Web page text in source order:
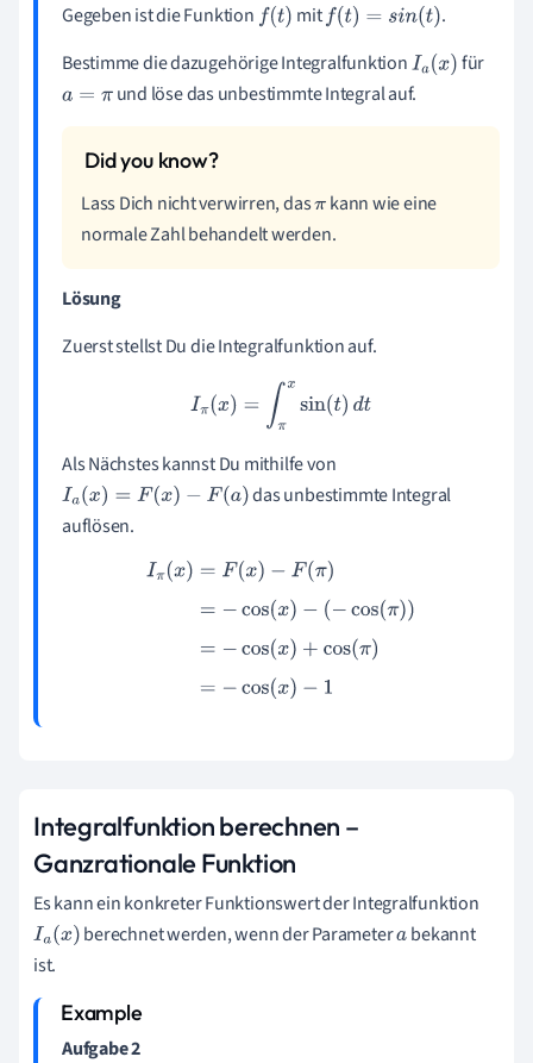
Gegeben ist die Funktion f(t) mitf(t)=s in( t)
.
Bestimme die dazugehörige IntegralfunktionIa(x)
für
a=π und löse das unbestimmte Integral auf.
Lass Dich nicht verwirren, dasπ kann wie eine
normale Zahl behandelt werden.
Lösung
Zuerst stellst Du die Integralfunktion auf.
Iπ( x)= πx sin(t)dt
Als Nächstes kannst Du mithilfe von
Ia(x)=F (x) −F(a)
das unbestimmte Integral
auflösen.
Iπ(x =F(x)− F(π)=−cos
π))= −cos(x)+cos( π)=−cos(x)−1
Integralfunktion berechnen –
Ganzrationale Funktion
Es kann ein konkreter Funktionswert der Integralfunktion
Ia(x) berechnet werden, wenn der Parametera bekannt
ist.
Aufgabe 2